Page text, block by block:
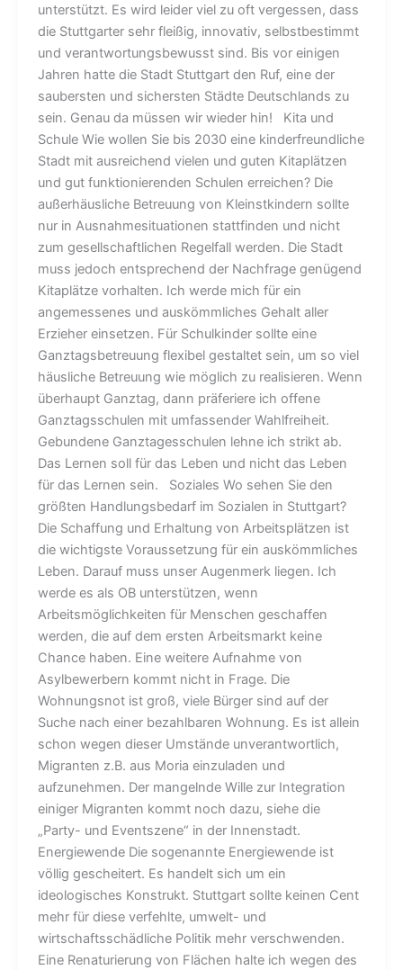
unterstützt. Es wird leider viel zu oft vergessen, dass
die Stuttgarter sehr fleißig, innovativ, selbstbestimmt
und verantwortungsbewusst sind. Bis vor einigen
Jahren hatte die Stadt Stuttgart den Ruf, eine der
saubersten und sichersten Städte Deutschlands zu
sein. Genau da müssen wir wieder hin! Kita und
Schule Wie wollen Sie bis 2030 eine kinderfreundliche
Stadt mit ausreichend vielen und guten Kitaplätzen
und gut funktionierenden Schulen erreichen? Die
außerhäusliche Betreuung von Kleinstkindern sollte
nur in Ausnahmesituationen stattfinden und nicht
zum gesellschaftlichen Regelfall werden. Die Stadt
muss jedoch entsprechend der Nachfrage genügend
Kitaplätze vorhalten. Ich werde mich für ein
angemessenes und auskömmliches Gehalt aller
Erzieher einsetzen. Für Schulkinder sollte eine
Ganztagsbetreuung flexibel gestaltet sein, um so viel
häusliche Betreuung wie möglich zu realisieren. Wenn
überhaupt Ganztag, dann präferiere ich offene
Ganztagsschulen mit umfassender Wahlfreiheit.
Gebundene Ganztagesschulen lehne ich strikt ab.
Das Lernen soll für das Leben und nicht das Leben
für das Lernen sein. Soziales Wo sehen Sie den
größten Handlungsbedarf im Sozialen in Stuttgart?
Die Schaffung und Erhaltung von Arbeitsplätzen ist
die wichtigste Voraussetzung für ein auskömmliches
Leben. Darauf muss unser Augenmerk liegen. Ich
werde es als OB unterstützen, wenn
Arbeitsmöglichkeiten für Menschen geschaffen
werden, die auf dem ersten Arbeitsmarkt keine
Chance haben. Eine weitere Aufnahme von
Asylbewerbern kommt nicht in Frage. Die
Wohnungsnot ist groß, viele Bürger sind auf der
Suche nach einer bezahlbaren Wohnung. Es ist allein
schon wegen dieser Umstände unverantwortlich,
Migranten z.B. aus Moria einzuladen und
aufzunehmen. Der mangelnde Wille zur Integration
einiger Migranten kommt noch dazu, siehe die
„Party- und Eventszene“ in der Innenstadt.
Energiewende Die sogenannte Energiewende ist
völlig gescheitert. Es handelt sich um ein
ideologisches Konstrukt. Stuttgart sollte keinen Cent
mehr für diese verfehlte, umwelt- und
wirtschaftsschädliche Politik mehr verschwenden.
Eine Renaturierung von Flächen halte ich wegen des